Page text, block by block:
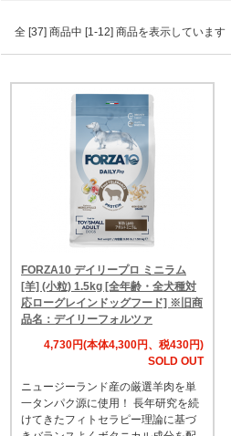
全 [37] 商品中 [1-12] 商品を表示しています
FORZA10 デイリープロ ミニラム
[羊] (小粒) 1.5kg [全年齢・全犬種対
応ローグレインドッグフード] ※旧商
品名：デイリーフォルツァ
4,730円(本体4,300円、税430円)
SOLD OUT
ニュージーランド産の厳選羊肉を単
一タンパク源に使用！ 長年研究を続
けてきたフィトセラピー理論に基づ